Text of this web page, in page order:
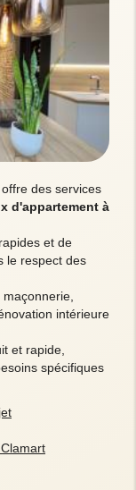
offre des services
d'appartement à
et de
le respect des
intérieure
et rapide,
spécifiques